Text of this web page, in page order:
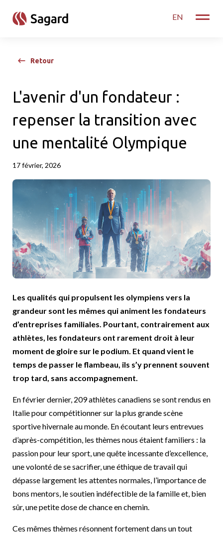
EN
Toggle
Retour
L'avenir d'un fondateur :
repenser la transition avec
une mentalité Olympique
17 février, 2026
Les qualités qui propulsent les olympiens vers la
grandeur sont les mêmes qui animent les fondateurs
d’entreprises familiales. Pourtant, contrairement aux
athlètes, les fondateurs ont rarement droit à leur
moment de gloire sur le podium. Et quand vient le
temps de passer le flambeau, ils s’y prennent souvent
trop tard, sans accompagnement.
En février dernier, 209 athlètes canadiens se sont rendus en
Italie pour compétitionner sur la plus grande scène
sportive hivernale au monde. En écoutant leurs entrevues
d’après-compétition, les thèmes nous étaient familiers : la
passion pour leur sport, une quête incessante d’excellence,
une volonté de se sacrifier, une éthique de travail qui
dépasse largement les attentes normales, l’importance de
bons mentors, le soutien indéfectible de la famille et, bien
sûr, une petite dose de chance en chemin.
Ces mêmes thèmes résonnent fortement dans un tout